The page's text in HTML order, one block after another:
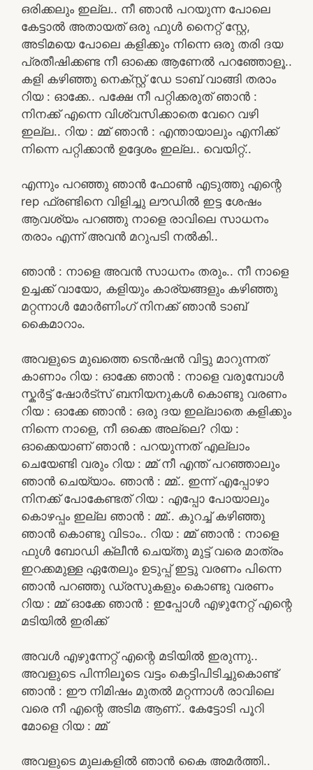
ഒരിക്കലും ഇല്ല.. നീ ഞാൻ പറയുന്ന പോലെ
കേട്ടാൽ അതായത് ഒരു ഫുൾ നൈറ്റ് സ്റ്റേ,
അടിമയെ പോലെ കളിക്കും നിന്നെ ഒരു തരി ദയ
പ്രതീഷിക്കണ്ട നീ ഓക്കെ ആണേൽ പറഞ്ഞോളൂ..
കളി കഴിഞ്ഞു നെക്സ്റ്റ് ഡേ ടാബ് വാങ്ങി തരാം
റിയ : ഓക്കേ.. പക്ഷേ നീ പറ്റിക്കരുത് ഞാൻ :
നിനക്ക് എന്നെ വിശ്വസിക്കാതെ വേറെ വഴി
ഇല്ല.. റിയ : മ്മ് ഞാൻ : എന്തായാലും എനിക്ക്
നിന്നെ പറ്റിക്കാൻ ഉദ്ദേശം ഇല്ല.. വെയിറ്റ്..
എന്നും പറഞ്ഞു ഞാൻ ഫോൺ എടുത്തു എന്റെ
rep ഫ്രണ്ടിനെ വിളിച്ചു ലൗഡിൽ ഇട്ട ശേഷം
ആവശ്യം പറഞ്ഞു നാളെ രാവിലെ സാധനം
തരാം എന്ന് അവൻ മറുപടി നൽകി..
ഞാൻ : നാളെ അവൻ സാധനം തരും.. നീ നാളെ
ഉച്ചക്ക് വായോ, കളിയും കാര്യങ്ങളും കഴിഞ്ഞു
മറ്റന്നാൾ മോർണിംഗ് നിനക്ക് ഞാൻ ടാബ്
കൈമാറാം.
അവളുടെ മുഖത്തെ ടെൻഷൻ വിട്ടു മാറുന്നത്
കാണാം റിയ : ഓക്കേ ഞാൻ : നാളെ വരുമ്പോൾ
സ്കർട്ട് ഷോർട്സ് ബനിയനുകൾ കൊണ്ടു വരണം
റിയ : ഓക്കേ ഞാൻ : ഒരു ദയ ഇല്ലാതെ കളിക്കും
നിന്നെ നാളെ, നീ ഒക്കെ അല്ലെ? റിയ :
ഓക്കെയാണ് ഞാൻ : പറയുന്നത് എല്ലാം
ചെയേണ്ടി വരും റിയ : മ്മ് നീ എന്ത് പറഞ്ഞാലും
ഞാൻ ചെയ്യാം. ഞാൻ : മ്മ്.. ഇന്ന് എപ്പോഴാ
നിനക്ക് പോകേണ്ടത് റിയ : എപ്പോ പോയാലും
കൊഴപ്പം ഇല്ല ഞാൻ : മ്മ്.. കുറച്ച് കഴിഞ്ഞു
ഞാൻ കൊണ്ടു വിടാം.. റിയ : മ്മ് ഞാൻ : നാളെ
ഫുൾ ബോഡി ക്ലീൻ ചെയ്തു മുട്ട് വരെ മാത്രം
ഇറക്കമുള്ള ഏതേലും ഉടുപ്പ് ഇട്ടു വരണം പിന്നെ
ഞാൻ പറഞ്ഞു ഡ്രസുകളും കൊണ്ടു വരണം
റിയ : മ്മ് ഓക്കേ ഞാൻ : ഇപ്പോൾ എഴുനേറ്റ് എന്റെ
മടിയിൽ ഇരിക്ക്
അവൾ എഴുന്നേറ്റ് എന്റെ മടിയിൽ ഇരുന്നു..
അവളുടെ പിന്നിലൂടെ വട്ടം കെട്ടിപിടിച്ചുകൊണ്ട്
ഞാൻ : ഈ നിമിഷം മുതൽ മറ്റന്നാൾ രാവിലെ
വരെ നീ എന്റെ അടിമ ആണ്.. കേട്ടോടി പൂറി
മോളെ റിയ : മ്മ്
അവളുടെ മുലകളിൽ ഞാൻ കൈ അമർത്തി..